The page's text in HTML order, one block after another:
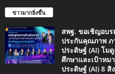
ข่าวมากยิ่งขึ้น
สพฐ. ขอเชิญอบ
ประกันคุณภาพ ภ
ประดิษฐ์ (AI) โม
ศึกษาและเป้าห
ประดิษฐ์ (AI) 8 สิ